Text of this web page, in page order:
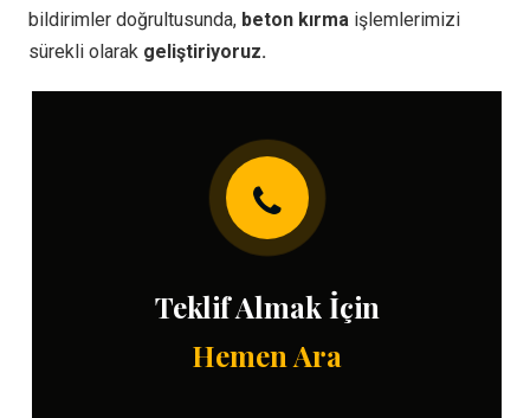
bildirimler doğrultusunda, beton kırma işlemlerimizi
sürekli olarak geliştiriyoruz.
Teklif Almak İçin
Hemen Ara